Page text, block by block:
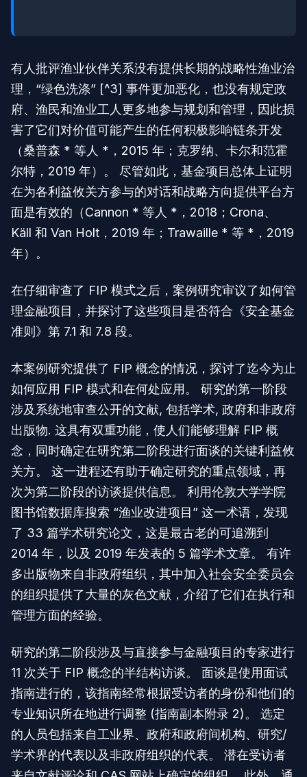
有人批评渔业伙伴关系没有提供长期的战略性渔业治
理，“绿色洗涤” [^3] 事件更加恶化，也没有规定政
府、渔民和渔业工人更多地参与规划和管理，因此损
害了它们对价值可能产生的任何积极影响链条开发
（桑普森 * 等人 *，2015 年；克罗纳、卡尔和范霍
尔特，2019 年）。 尽管如此，基金项目总体上证明
在为各利益攸关方参与的对话和战略方向提供平台方
面是有效的（Cannon * 等人 *，2018；Crona、
Käll 和 Van Holt，2019 年；Trawaille * 等 *，2019
年）。
在仔细审查了 FIP 模式之后，案例研究审议了如何管
理金融项目，并探讨了这些项目是否符合《安全基金
准则》第 7.1 和 7.8 段。
本案例研究提供了 FIP 概念的情况，探讨了迄今为止
如何应用 FIP 模式和在何处应用。 研究的第一阶段
涉及系统地审查公开的文献, 包括学术, 政府和非政府
出版物. 这具有双重功能，使人们能够理解 FIP 概
念，同时确定在研究第二阶段进行面谈的关键利益攸
关方。 这一进程还有助于确定研究的重点领域，再
次为第二阶段的访谈提供信息。 利用伦敦大学学院
图书馆数据库搜索 “渔业改进项目” 这一术语，发现
了 33 篇学术研究论文，这是最古老的可追溯到
2014 年，以及 2019 年发表的 5 篇学术文章。 有许
多出版物来自非政府组织，其中加入社会安全委员会
的组织提供了大量的灰色文献，介绍了它们在执行和
管理方面的经验。
研究的第二阶段涉及与直接参与金融项目的专家进行
11 次关于 FIP 概念的半结构访谈。 面谈是使用面试
指南进行的，该指南经常根据受访者的身份和他们的
专业知识所在地进行调整 (指南副本附录 2)。 选定
的人员包括来自工业界、政府和政府间机构、研究/
学术界的代表以及非政府组织的代表。 潜在受访者